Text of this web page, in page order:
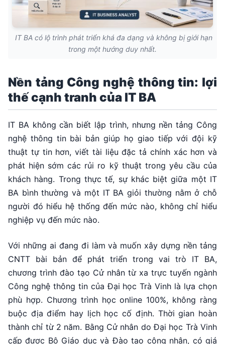
IT BA có lộ trình phát triển khá đa dạng và không bị giới hạn
trong một hướng duy nhất.
Nền tảng Công nghệ thông tin: lợi
thế cạnh tranh của IT BA
IT BA không cần biết lập trình, nhưng nền tảng Công
nghệ thông tin bài bản giúp họ giao tiếp với đội kỹ
thuật tự tin hơn, viết tài liệu đặc tả chính xác hơn và
phát hiện sớm các rủi ro kỹ thuật trong yêu cầu của
khách hàng. Trong thực tế, sự khác biệt giữa một IT
BA bình thường và một IT BA giỏi thường nằm ở chỗ
người đó hiểu hệ thống đến mức nào, không chỉ hiểu
nghiệp vụ đến mức nào.
Với những ai đang đi làm và muốn xây dựng nền tảng
CNTT bài bản để phát triển trong vai trò IT BA,
chương trình đào tạo Cử nhân từ xa trực tuyến ngành
Công nghệ thông tin của Đại học Trà Vinh là lựa chọn
phù hợp. Chương trình học online 100%, không ràng
buộc địa điểm hay lịch học cố định. Thời gian hoàn
thành chỉ từ 2 năm. Bằng Cử nhân do Đại học Trà Vinh
cấp được Bộ Giáo dục và Đào tạo công nhận, có giá